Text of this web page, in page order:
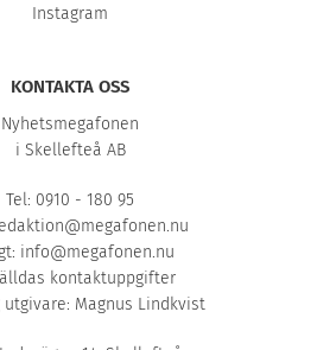
Instagram
KONTAKTA OSS
Nyhetsmegafonen
i Skellefteå AB
Tel: 0910 - 180 95
info@megafonen.nu
kontaktuppgifter
utgivare: Magnus Lindkvist